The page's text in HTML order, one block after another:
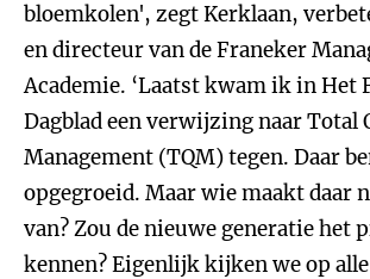
bloemkolen', zegt Kerklaan,
en directeur van de Franeker
Academie. ‘Laatst kwam ik in Het
Dagblad een verwijzing naar Total
Management (TQM) tegen. Daar
opgegroeid. Maar wie maakt daar
van? Zou de nieuwe generatie het
kennen? Eigenlijk kijken we op